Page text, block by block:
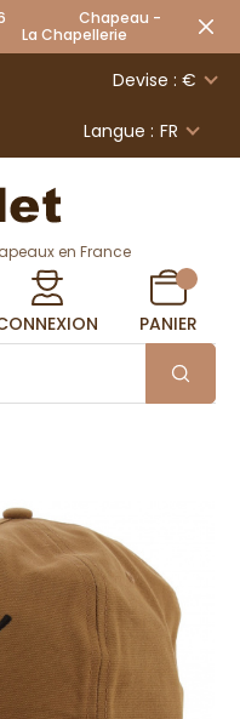
2026 Chapeau -
Devise : €
Langue : FR
en France
PANIER